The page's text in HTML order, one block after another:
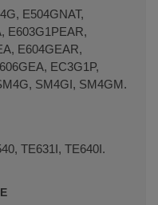
E504GNAT,
E603G1PEAR,
E604GEAR,
EC3G1P,
SM4GI, SM4GM.
TE631I, TE640I.